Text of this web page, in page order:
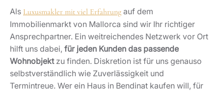
Als Luxusmakler mit viel Erfahrung auf dem
Immobilienmarkt von Mallorca sind wir Ihr richtiger
Ansprechpartner. Ein weitreichendes Netzwerk vor Ort
hilft uns dabei, für jeden Kunden das passende
Wohnobjektzu finden. Diskretion ist für uns genauso
selbstverständlich wie Zuverlässigkeit und
Termintreue. Wer ein Haus in Bendinat kaufen will, für